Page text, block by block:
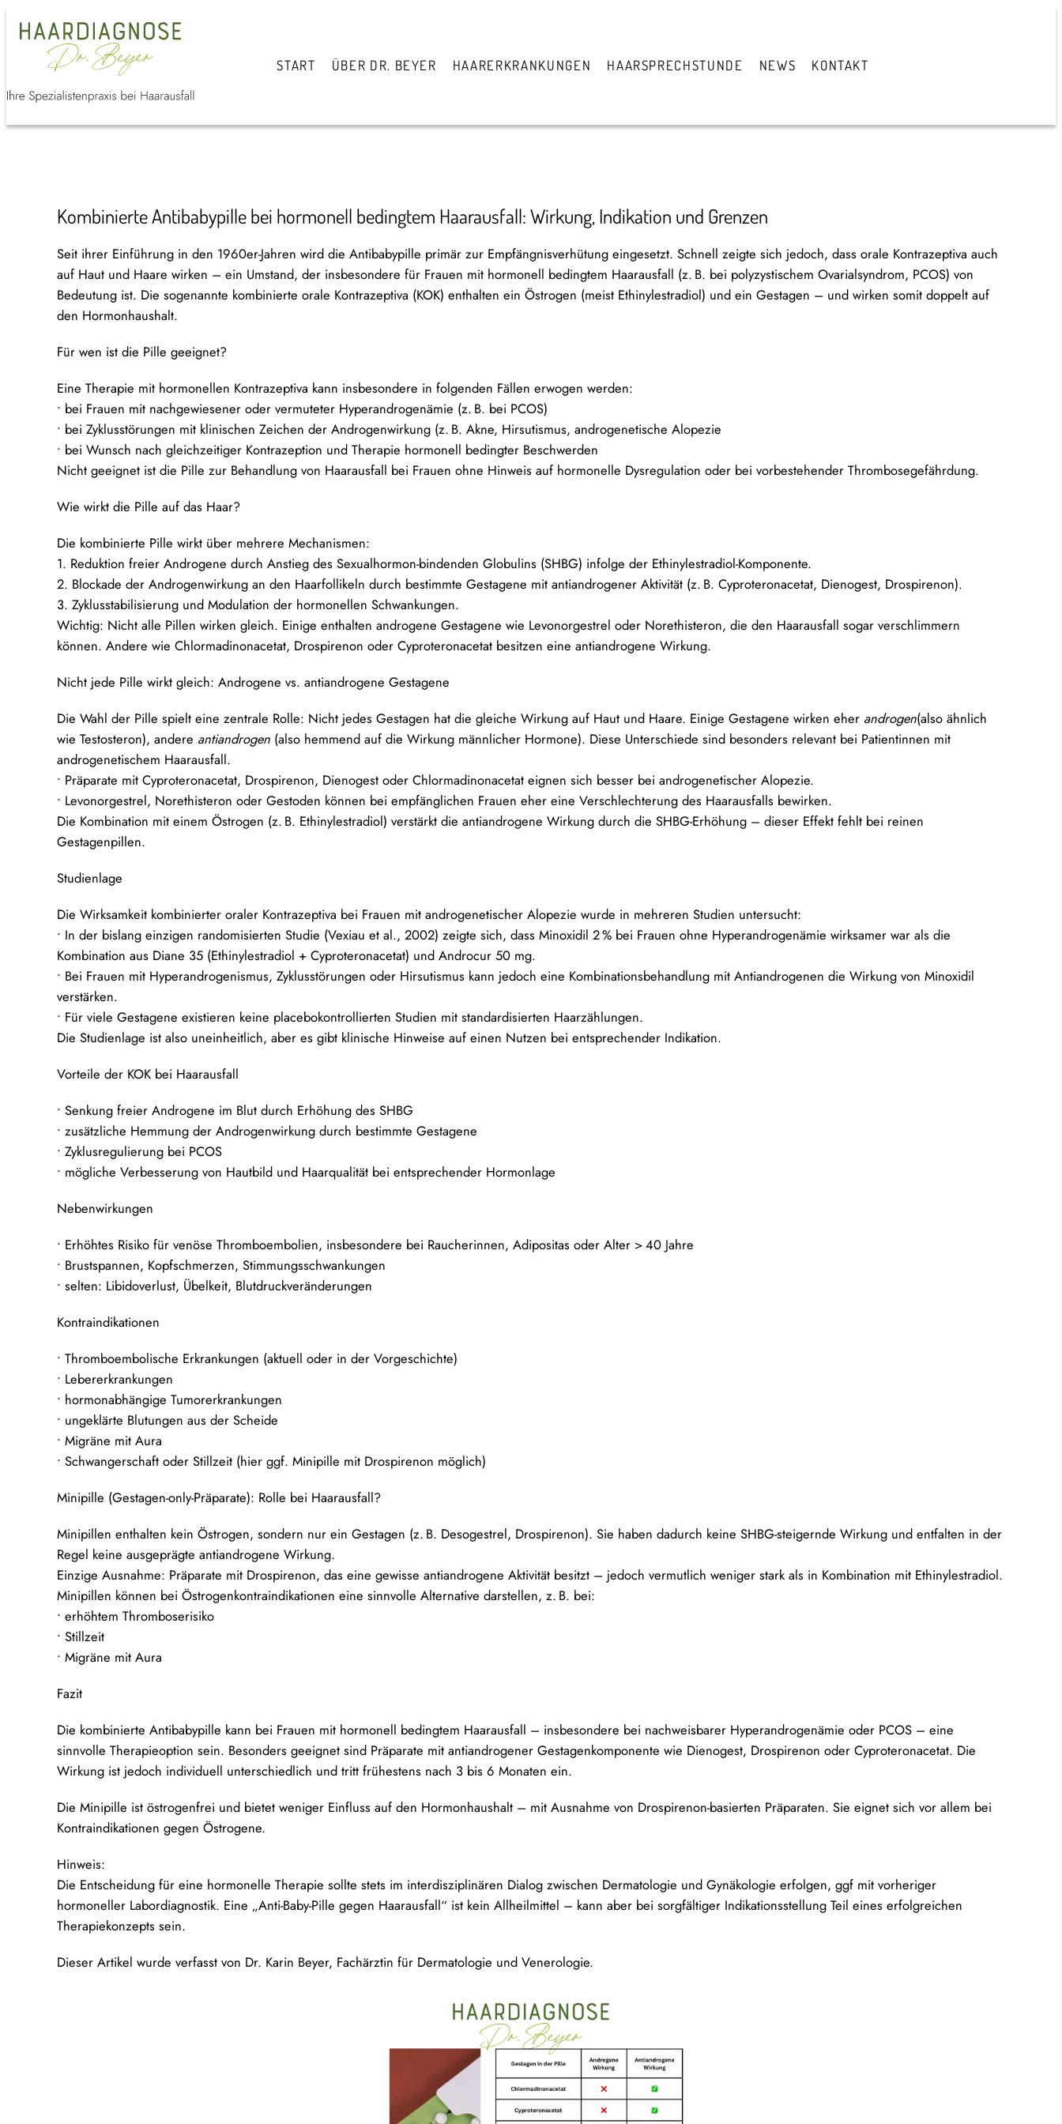
START ÜBER DR. BEYER HAARERKRANKUNGEN HAARSPRECHSTUNDE NEWS KONTAKT
Kombinierte Antibabypille bei hormonell bedingtem Haarausfall: Wirkung, Indikation und Grenzen
Seit ihrer Einführung in den 1960er-Jahren wird die Antibabypille primär zur Empfängnisverhütung eingesetzt. Schnell zeigte sich jedoch, dass orale Kontrazeptiva auch
auf Haut und Haare wirken – ein Umstand, der insbesondere für Frauen mit hormonell bedingtem Haarausfall (z. B. bei polyzystischem Ovarialsyndrom, PCOS) von
Bedeutung ist. Die sogenannte kombinierte orale Kontrazeptiva (KOK) enthalten ein Östrogen (meist Ethinylestradiol) und ein Gestagen – und wirken somit doppelt auf
den Hormonhaushalt.
Für wen ist die Pille geeignet?
Eine Therapie mit hormonellen Kontrazeptiva kann insbesondere in folgenden Fällen erwogen werden:
• bei Frauen mit nachgewiesener oder vermuteter Hyperandrogenämie (z. B. bei PCOS)
• bei Zyklusstörungen mit klinischen Zeichen der Androgenwirkung (z. B. Akne, Hirsutismus, androgenetische Alopezie
• bei Wunsch nach gleichzeitiger Kontrazeption und Therapie hormonell bedingter Beschwerden
Nicht geeignet ist die Pille zur Behandlung von Haarausfall bei Frauen ohne Hinweis auf hormonelle Dysregulation oder bei vorbestehender Thrombosegefährdung.
Wie wirkt die Pille auf das Haar?
Die kombinierte Pille wirkt über mehrere Mechanismen:
1. Reduktion freier Androgene durch Anstieg des Sexualhormon-bindenden Globulins (SHBG) infolge der Ethinylestradiol-Komponente.
2. Blockade der Androgenwirkung an den Haarfollikeln durch bestimmte Gestagene mit antiandrogener Aktivität (z. B. Cyproteronacetat, Dienogest, Drospirenon).
3. Zyklusstabilisierung und Modulation der hormonellen Schwankungen.
Wichtig: Nicht alle Pillen wirken gleich. Einige enthalten androgene Gestagene wie Levonorgestrel oder Norethisteron, die den Haarausfall sogar verschlimmern
können. Andere wie Chlormadinonacetat, Drospirenon oder Cyproteronacetat besitzen eine antiandrogene Wirkung.
Nicht jede Pille wirkt gleich: Androgene vs. antiandrogene Gestagene
Die Wahl der Pille spielt eine zentrale Rolle: Nicht jedes Gestagen hat die gleiche Wirkung auf Haut und Haare. Einige Gestagene wirken eher androgen(also ähnlich
wie Testosteron), andere antiandrogen (also hemmend auf die Wirkung männlicher Hormone). Diese Unterschiede sind besonders relevant bei Patientinnen mit
androgenetischem Haarausfall.
• Präparate mit Cyproteronacetat, Drospirenon, Dienogest oder Chlormadinonacetat eignen sich besser bei androgenetischer Alopezie.
• Levonorgestrel, Norethisteron oder Gestoden können bei empfänglichen Frauen eher eine Verschlechterung des Haarausfalls bewirken.
Die Kombination mit einem Östrogen (z. B. Ethinylestradiol) verstärkt die antiandrogene Wirkung durch die SHBG-Erhöhung – dieser Effekt fehlt bei reinen
Gestagenpillen.
Studienlage
Die Wirksamkeit kombinierter oraler Kontrazeptiva bei Frauen mit androgenetischer Alopezie wurde in mehreren Studien untersucht:
• In der bislang einzigen randomisierten Studie (Vexiau et al., 2002) zeigte sich, dass Minoxidil 2 % bei Frauen ohne Hyperandrogenämie wirksamer war als die
Kombination aus Diane 35 (Ethinylestradiol + Cyproteronacetat) und Androcur 50 mg.
• Bei Frauen mit Hyperandrogenismus, Zyklusstörungen oder Hirsutismus kann jedoch eine Kombinationsbehandlung mit Antiandrogenen die Wirkung von Minoxidil
verstärken.
• Für viele Gestagene existieren keine placebokontrollierten Studien mit standardisierten Haarzählungen.
Die Studienlage ist also uneinheitlich, aber es gibt klinische Hinweise auf einen Nutzen bei entsprechender Indikation.
Vorteile der KOK bei Haarausfall
• Senkung freier Androgene im Blut durch Erhöhung des SHBG
• zusätzliche Hemmung der Androgenwirkung durch bestimmte Gestagene
• Zyklusregulierung bei PCOS
• mögliche Verbesserung von Hautbild und Haarqualität bei entsprechender Hormonlage
Nebenwirkungen
• Erhöhtes Risiko für venöse Thromboembolien, insbesondere bei Raucherinnen, Adipositas oder Alter > 40 Jahre
• Brustspannen, Kopfschmerzen, Stimmungsschwankungen
• selten: Libidoverlust, Übelkeit, Blutdruckveränderungen
Kontraindikationen
• Thromboembolische Erkrankungen (aktuell oder in der Vorgeschichte)
• Lebererkrankungen
• hormonabhängige Tumorerkrankungen
• ungeklärte Blutungen aus der Scheide
• Migräne mit Aura
• Schwangerschaft oder Stillzeit (hier ggf. Minipille mit Drospirenon möglich)
Minipille (Gestagen-only-Präparate): Rolle bei Haarausfall?
Minipillen enthalten kein Östrogen, sondern nur ein Gestagen (z. B. Desogestrel, Drospirenon). Sie haben dadurch keine SHBG-steigernde Wirkung und entfalten in der
Regel keine ausgeprägte antiandrogene Wirkung.
Einzige Ausnahme: Präparate mit Drospirenon, das eine gewisse antiandrogene Aktivität besitzt – jedoch vermutlich weniger stark als in Kombination mit Ethinylestradiol.
Minipillen können bei Östrogenkontraindikationen eine sinnvolle Alternative darstellen, z. B. bei:
• erhöhtem Thromboserisiko
• Stillzeit
• Migräne mit Aura
Fazit
Die kombinierte Antibabypille kann bei Frauen mit hormonell bedingtem Haarausfall – insbesondere bei nachweisbarer Hyperandrogenämie oder PCOS – eine
sinnvolle Therapieoption sein. Besonders geeignet sind Präparate mit antiandrogener Gestagenkomponente wie Dienogest, Drospirenon oder Cyproteronacetat. Die
Wirkung ist jedoch individuell unterschiedlich und tritt frühestens nach 3 bis 6 Monaten ein.
Die Minipille ist östrogenfrei und bietet weniger Einfluss auf den Hormonhaushalt – mit Ausnahme von Drospirenon-basierten Präparaten. Sie eignet sich vor allem bei
Kontraindikationen gegen Östrogene.
Hinweis:
Die Entscheidung für eine hormonelle Therapie sollte stets im interdisziplinären Dialog zwischen Dermatologie und Gynäkologie erfolgen, ggf mit vorheriger
hormoneller Labordiagnostik. Eine „Anti-Baby-Pille gegen Haarausfall“ ist kein Allheilmittel – kann aber bei sorgfältiger Indikationsstellung Teil eines erfolgreichen
Therapiekonzepts sein.
Dieser Artikel wurde verfasst von Dr. Karin Beyer, Fachärztin für Dermatologie und Venerologie.